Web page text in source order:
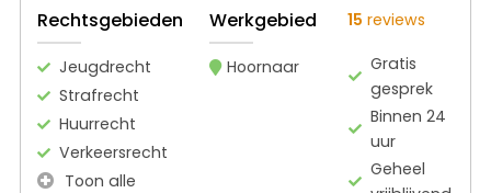
Rechtsgebieden
Jeugdrecht
Strafrecht
Huurrecht
Verkeersrecht
Toon alle
Werkgebied
Hoornaar
15 reviews
Gratis
gesprek
Binnen 24
uur
Geheel